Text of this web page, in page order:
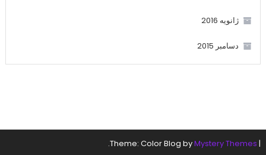
ژانویه 2016
دسامبر 2015
|
Theme: Color Blog byMystery Themes
.